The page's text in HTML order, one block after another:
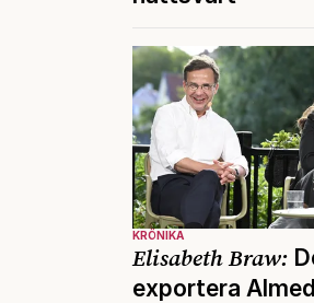
KRÖNIKA
Elisabeth Braw:
exportera